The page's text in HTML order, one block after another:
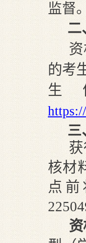
监督
二
的考
生
三
核材
点